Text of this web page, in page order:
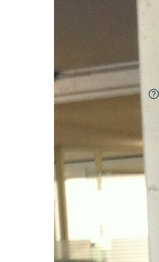
Ce voisin propose
Amandine C.
100%fiable
Description de
Personnes sérieuse
permis de conduire et
parking et essence à la
#aide aux courses